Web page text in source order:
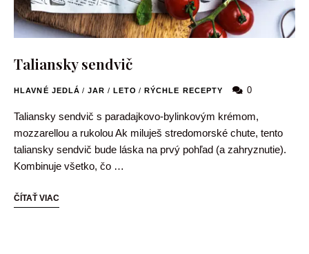
Taliansky sendvič
HLAVNÉ JEDLÁ / JAR / LETO / RÝCHLE RECEPTY 0
Taliansky sendvič s paradajkovo-bylinkovým krémom,
mozzarellou a rukolou Ak miluješ stredomorské chute, tento
taliansky sendvič bude láska na prvý pohľad (a zahryznutie).
Kombinuje všetko, čo …
ČÍTAŤ VIAC